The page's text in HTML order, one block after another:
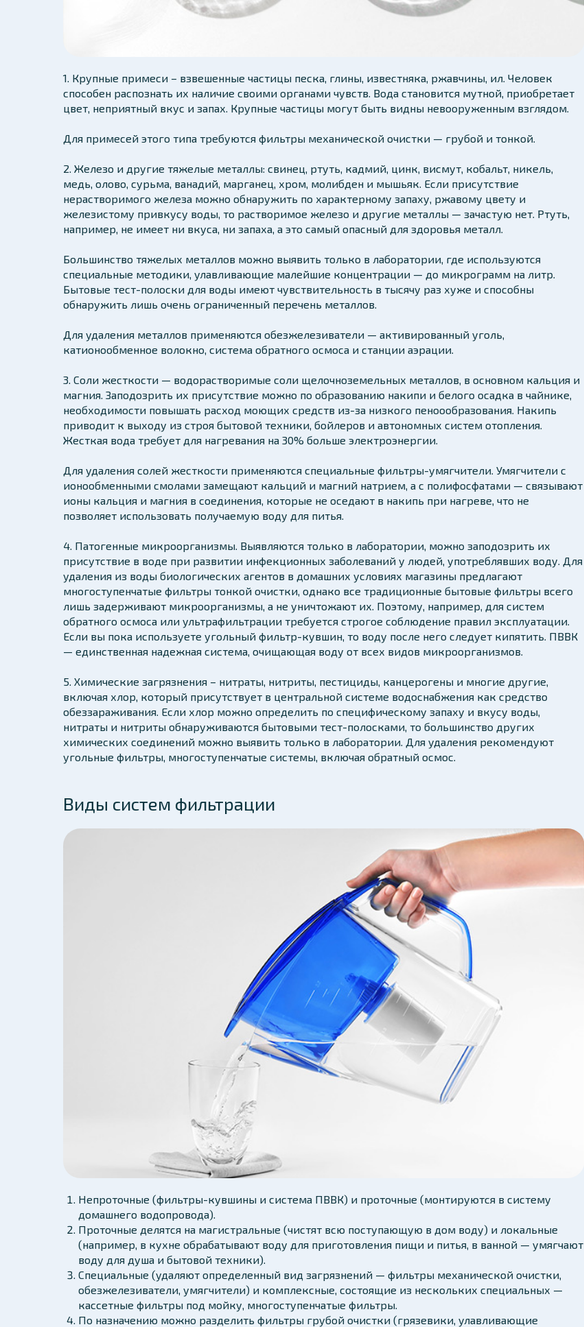
1. Крупные примеси – взвешенные частицы песка, глины, известняка, ржавчины, ил. Человек
способен распознать их наличие своими органами чувств. Вода становится мутной, приобретает
цвет, неприятный вкус и запах. Крупные частицы могут быть видны невооруженным взглядом.
Для примесей этого типа требуются фильтры механической очистки — грубой и тонкой.
2. Железо и другие тяжелые металлы: свинец, ртуть, кадмий, цинк, висмут, кобальт, никель,
медь, олово, сурьма, ванадий, марганец, хром, молибден и мышьяк. Если присутствие
нерастворимого железа можно обнаружить по характерному запаху, ржавому цвету и
железистому привкусу воды, то растворимое железо и другие металлы — зачастую нет. Ртуть,
например, не имеет ни вкуса, ни запаха, а это самый опасный для здоровья металл.
Большинство тяжелых металлов можно выявить только в лаборатории, где используются
специальные методики, улавливающие малейшие концентрации — до микрограмм на литр.
Бытовые тест-полоски для воды имеют чувствительность в тысячу раз хуже и способны
обнаружить лишь очень ограниченный перечень металлов.
Для удаления металлов применяются обезжелезиватели — активированный уголь,
катионообменное волокно, система обратного осмоса и станции аэрации.
3. Соли жесткости — водорастворимые соли щелочноземельных металлов, в основном кальция и
магния. Заподозрить их присутствие можно по образованию накипи и белого осадка в чайнике,
необходимости повышать расход моющих средств из-за низкого пеноообразования. Накипь
приводит к выходу из строя бытовой техники, бойлеров и автономных систем отопления.
Жесткая вода требует для нагревания на 30% больше электроэнергии.
Для удаления солей жесткости применяются специальные фильтры-умягчители. Умягчители с
ионообменными смолами замещают кальций и магний натрием, а с полифосфатами — связывают
ионы кальция и магния в соединения, которые не оседают в накипь при нагреве, что не
позволяет использовать получаемую воду для питья.
4. Патогенные микроорганизмы. Выявляются только в лаборатории, можно заподозрить их
присутствие в воде при развитии инфекционных заболеваний у людей, употреблявших воду. Для
удаления из воды биологических агентов в домашних условиях магазины предлагают
многоступенчатые фильтры тонкой очистки, однако все традиционные бытовые фильтры всего
лишь задерживают микроорганизмы, а не уничтожают их. Поэтому, например, для систем
обратного осмоса или ультрафильтрации требуется строгое соблюдение правил эксплуатации.
Если вы пока используете угольный фильтр-кувшин, то воду после него следует кипятить. ПВВК
— единственная надежная система, очищающая воду от всех видов микроорганизмов.
5. Химические загрязнения – нитраты, нитриты, пестициды, канцерогены и многие другие,
включая хлор, который присутствует в центральной системе водоснабжения как средство
обеззараживания. Если хлор можно определить по специфическому запаху и вкусу воды,
нитраты и нитриты обнаруживаются бытовыми тест-полосками, то большинство других
химических соединений можно выявить только в лаборатории. Для удаления рекомендуют
угольные фильтры, многоступенчатые системы, включая обратный осмос.
Виды систем фильтрации
Непроточные (фильтры-кувшины и система ПВВК) и проточные (монтируются в систему
домашнего водопровода).
Проточные делятся на магистральные (чистят всю поступающую в дом воду) и локальные
(например, в кухне обрабатывают воду для приготовления пищи и питья, в ванной — умягчают
воду для душа и бытовой техники).
Специальные (удаляют определенный вид загрязнений — фильтры механической очистки,
обезжелезиватели, умягчители) и комплексные, состоящие из нескольких специальных —
кассетные фильтры под мойку, многоступенчатые фильтры.
По назначению можно разделить фильтры грубой очистки (грязевики, улавливающие